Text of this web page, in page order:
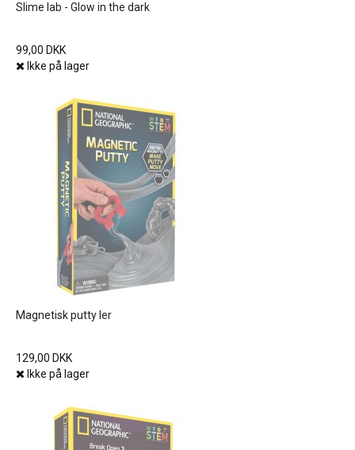
Slime lab - Glow in the dark
99,00 DKK
Ikke på lager
Magnetisk putty ler
129,00 DKK
Ikke på lager